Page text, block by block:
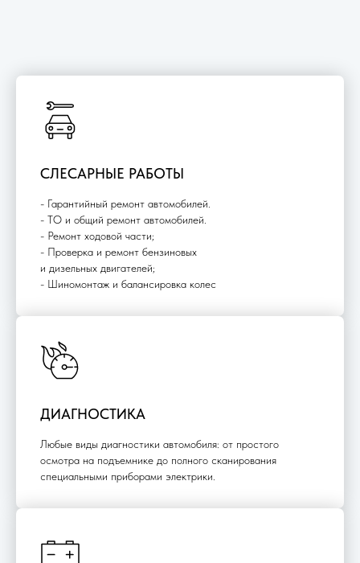
СЛЕСАРНЫЕ РАБОТЫ
- Гарантийный ремонт автомобилей.
- ТО и общий ремонт автомобилей.
- Ремонт ходовой части;
- Проверка и ремонт бензиновых
и дизельных двигателей;
- Шиномонтаж и балансировка колес
ДИАГНОСТИКА
Любые виды диагностики автомобиля: от простого
осмотра на подъемнике до полного сканирования
специальными приборами электрики.